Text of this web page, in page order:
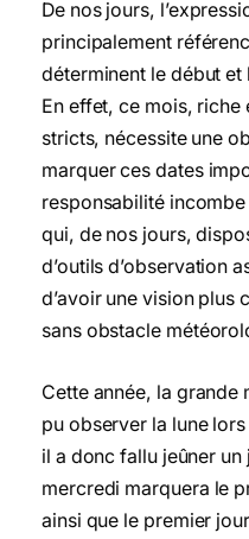
De nos jours,
principalement
déterminent le début
En effet, ce mois, riche
stricts, nécessite une
marquer ces dates
responsabilité
qui, de nos jours,
d’outils d’observation
d’avoir une vision plus
sans obstacle
Cette année, la grande
pu observer la lune
il a donc fallu jeûner
mercredi marquera le
ainsi que le premier